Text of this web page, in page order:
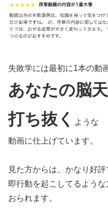
失敗学には最初に1本の動
あなたの脳
打ち抜く
ような
動画に仕上げています。
見た方からは、かなり好評
即行動を起こしてるような
おられます。